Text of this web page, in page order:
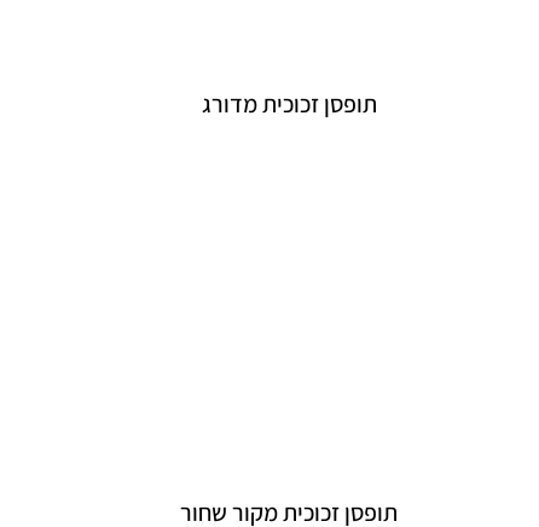
תופסן זכוכית מדורג
תופסן זכוכית מקור שחור